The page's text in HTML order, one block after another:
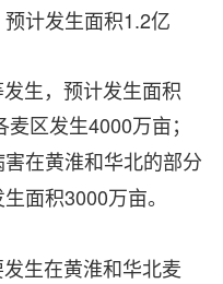
计发生面积1.2亿
生，预计发生面积
麦区发生4000万亩；
在黄淮和华北的部分
面积3000万亩。
生在黄淮和华北麦